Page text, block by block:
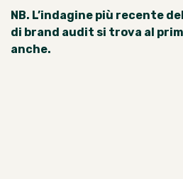
NB. L’indagine più recente
di brand audit si trova al
anche.